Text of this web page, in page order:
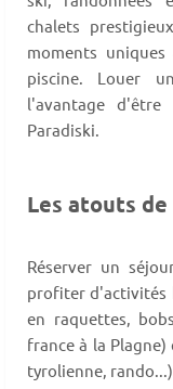
chalets
moments
piscine. Louer
l'avantage
Paradiski.
Les atouts de
Réserver un
profiter d'activités
en raquettes,
france à la
tyrolienne, rando...)